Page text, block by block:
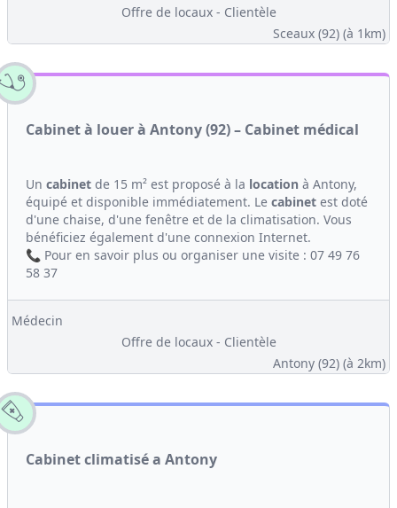
Offre de locaux - Clientèle
Sceaux (92) (à 1km)
Cabinet à louer à Antony (92) – Cabinet médical
Un cabinet de 15 m² est proposé à la location à Antony,
équipé et disponible immédiatement. Le cabinet est doté
d'une chaise, d'une fenêtre et de la climatisation. Vous
bénéficiez également d'une connexion Internet.
📞 Pour en savoir plus ou organiser une visite : 07 49 76
58 37
Médecin
Offre de locaux - Clientèle
Antony (92) (à 2km)
Cabinet climatisé a Antony